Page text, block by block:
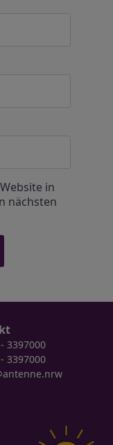
in
nächsten
3397000
3397000